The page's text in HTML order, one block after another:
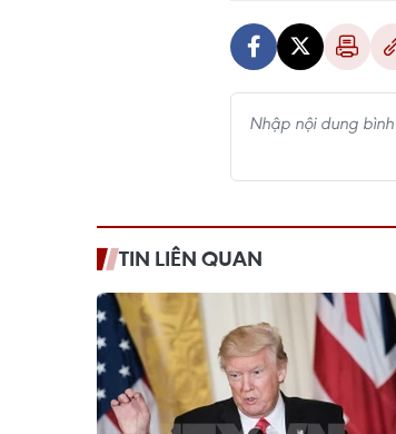
TIN LIÊN QUAN